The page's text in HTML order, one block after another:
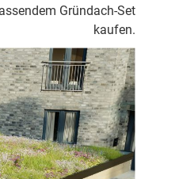
Gründach-Set
kaufen.